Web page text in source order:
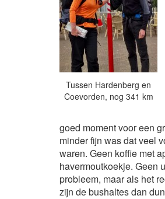
Tussen Hardenberg en
Coevorden, nog 341 km
goed moment voor een
minder fijn was dat veel
waren. Geen koffie met
havermoutkoekje. Geen
probleem, maar als het
zijn de bushaltes dan